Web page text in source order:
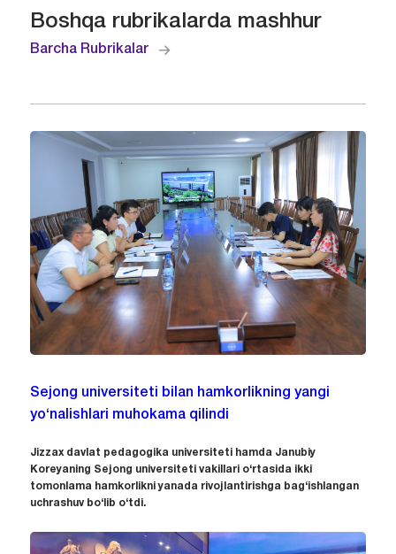
Boshqa rubrikalarda mashhur
Barcha Rubrikalar
Sejong universiteti bilan hamkorlikning yangi
yo‘nalishlari muhokama qilindi
Jizzax davlat pedagogika universiteti hamda Janubiy
Koreyaning Sejong universiteti vakillari o‘rtasida ikki
tomonlama hamkorlikni yanada rivojlantirishga bag‘ishlangan
uchrashuv bo‘lib o‘tdi.